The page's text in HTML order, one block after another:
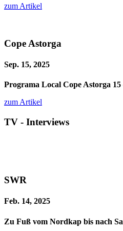
zum Artikel
Cope Astorga
Sep. 15, 2025
Programa Local Cope Astorga 15
zum Artikel
TV - Interviews
SWR
Feb. 14, 2025
Zu Fuß vom Nordkap bis nach